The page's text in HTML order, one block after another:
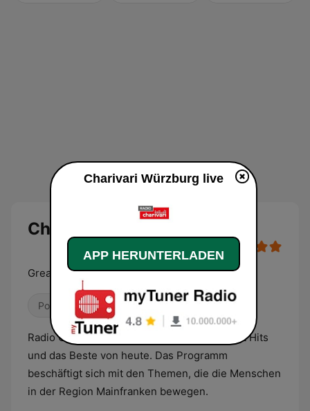
Charivari Würzburg Live
Greatest Hits und das Beste von heute
Pop / Top 40 Adult Contemporary
Radio Charivari Würzburg spielt die Greatest Hits
und das Beste von heute. Das Programm
beschäftigt sich mit den Themen, die die Menschen
in der Region Mainfranken bewegen.
Charivari Würzburg live
APP HERUNTERLADEN